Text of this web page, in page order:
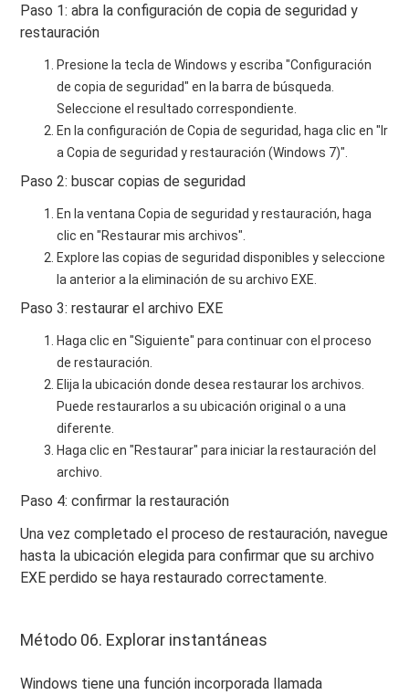
Paso 1: abra la configuración de copia de seguridad y
restauración
Presione la tecla de Windows y escriba "Configuración
de copia de seguridad" en la barra de búsqueda.
Seleccione el resultado correspondiente.
En la configuración de Copia de seguridad, haga clic en "Ir
a Copia de seguridad y restauración (Windows 7)".
Paso 2: buscar copias de seguridad
En la ventana Copia de seguridad y restauración, haga
clic en "Restaurar mis archivos".
Explore las copias de seguridad disponibles y seleccione
la anterior a la eliminación de su archivo EXE.
Paso 3: restaurar el archivo EXE
Haga clic en "Siguiente" para continuar con el proceso
de restauración.
Elija la ubicación donde desea restaurar los archivos.
Puede restaurarlos a su ubicación original o a una
diferente.
Haga clic en "Restaurar" para iniciar la restauración del
archivo.
Paso 4: confirmar la restauración
Una vez completado el proceso de restauración, navegue
hasta la ubicación elegida para confirmar que su archivo
EXE perdido se haya restaurado correctamente.
Método 06. Explorar instantáneas
Windows tiene una función incorporada llamada